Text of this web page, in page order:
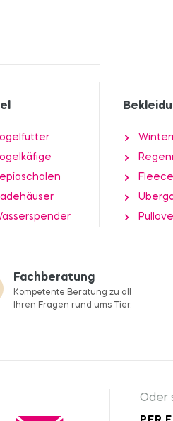
Fachberatung
Kompetente Beratung zu all
Ihren Fragen rund ums Tier.
Oder